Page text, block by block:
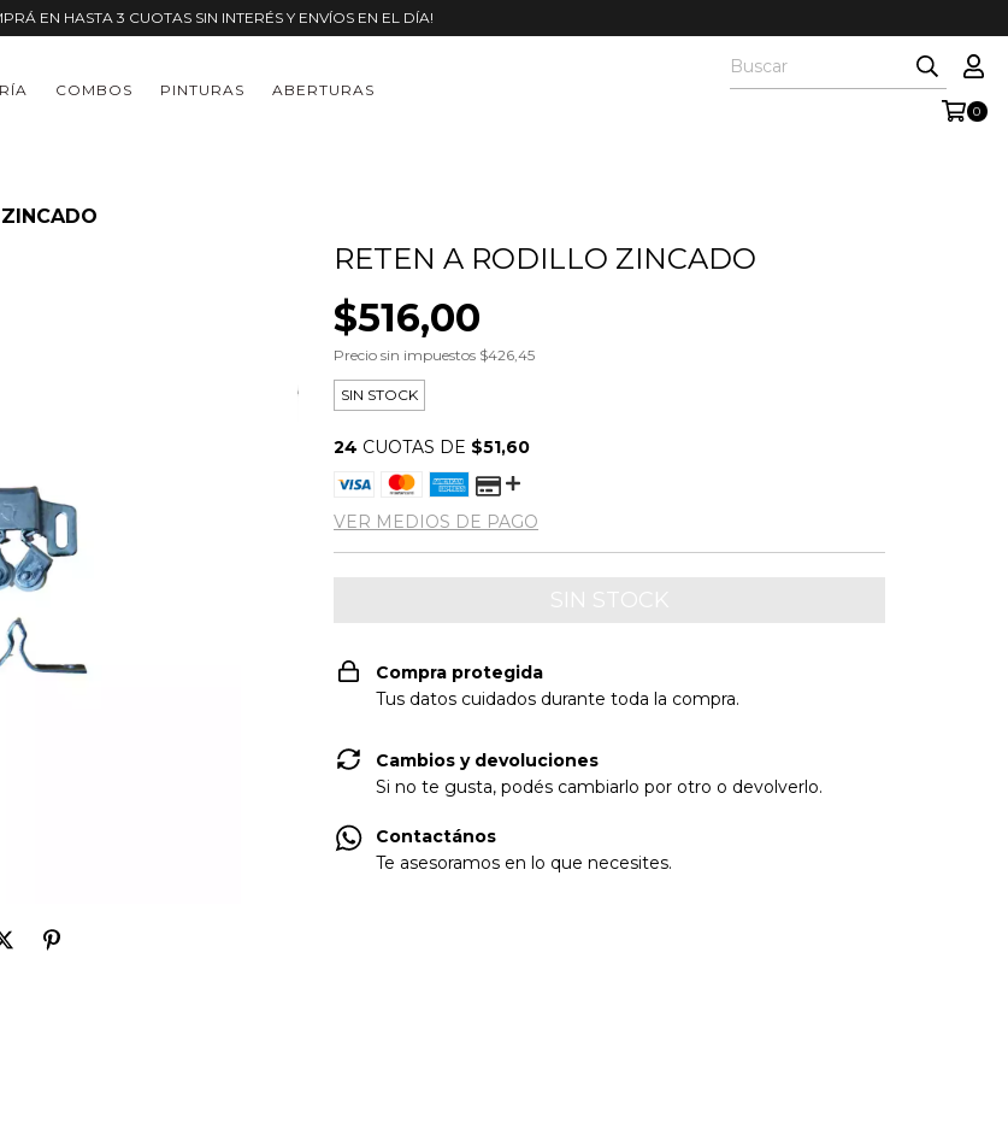
EN HASTA 3 CUOTAS SIN INTERÉS Y ENVÍOS EN EL DÍA!
COMBOS PINTURAS ABERTURAS
0
RETEN A RODILLO ZINCADO
$516,00
Precio sin impuestos $426,45
SIN STOCK
24 CUOTAS DE $51,60
VER MEDIOS DE PAGO
Compra protegida
Tus datos cuidados durante toda la compra.
Cambios y devoluciones
Si no te gusta, podés cambiarlo por otro o devolverlo.
Contactános
Te asesoramos en lo que necesites.